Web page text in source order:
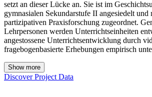
setzt an dieser Lücke an. Sie ist im
gymnasialen Sekundarstufe II angesiedelt und
partizipativen Praxisforschung zugeordnet.
Lehrpersonen werden Unterrichtseinheiten
angestossene Unterrichtsentwicklung durch
fragebogenbasierte Erhebungen empirisch
Show more
Discover Project Data